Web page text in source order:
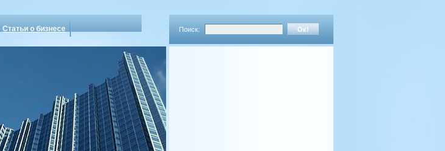
Статьи о бизнесе
Поиск: